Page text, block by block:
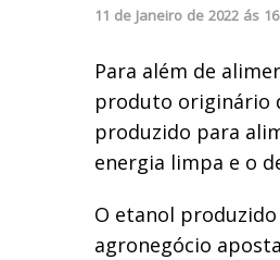
11 de Janeiro de 2022 ás
Para além de
produto originário
produzido para
energia limpa e o
O etanol
agronegócio